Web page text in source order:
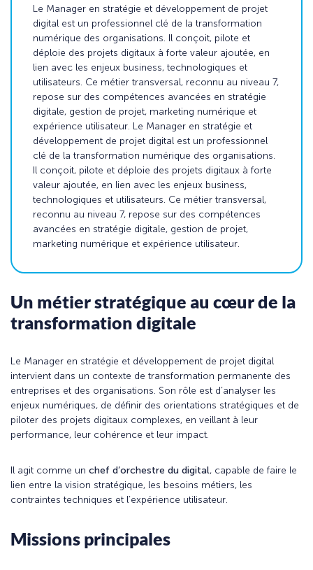
Le Manager en stratégie et développement de projet
digital est un professionnel clé de la transformation
numérique des organisations. Il conçoit, pilote et
déploie des projets digitaux à forte valeur ajoutée, en
lien avec les enjeux business, technologiques et
utilisateurs. Ce métier transversal, reconnu au niveau 7,
repose sur des compétences avancées en stratégie
digitale, gestion de projet, marketing numérique et
expérience utilisateur. Le Manager en stratégie et
développement de projet digital est un professionnel
clé de la transformation numérique des organisations.
Il conçoit, pilote et déploie des projets digitaux à forte
valeur ajoutée, en lien avec les enjeux business,
technologiques et utilisateurs. Ce métier transversal,
reconnu au niveau 7, repose sur des compétences
avancées en stratégie digitale, gestion de projet,
marketing numérique et expérience utilisateur.
Un métier stratégique au cœur de la
transformation digitale
Le Manager en stratégie et développement de projet digital
intervient dans un contexte de transformation permanente des
entreprises et des organisations. Son rôle est d’analyser les
enjeux numériques, de définir des orientations stratégiques et de
piloter des projets digitaux complexes, en veillant à leur
performance, leur cohérence et leur impact.
Il agit comme un chef d’orchestre du digital, capable de faire le
lien entre la vision stratégique, les besoins métiers, les
contraintes techniques et l’expérience utilisateur.
Missions principales